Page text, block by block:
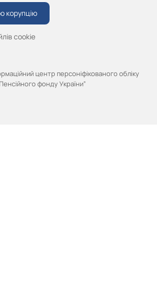
корупцію
cookie
центр персоніфікованого обліку
Пенсійного фонду України”